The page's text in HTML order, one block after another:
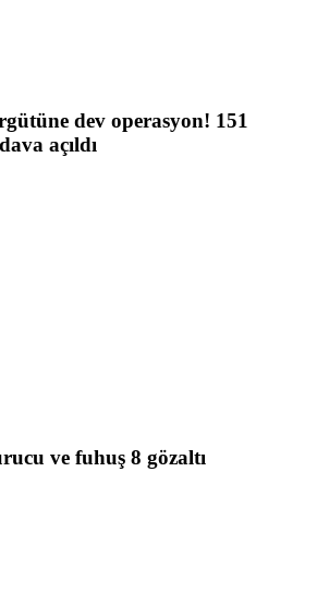
dev operasyon! 151
açıldı
ve fuhuş 8 gözaltı